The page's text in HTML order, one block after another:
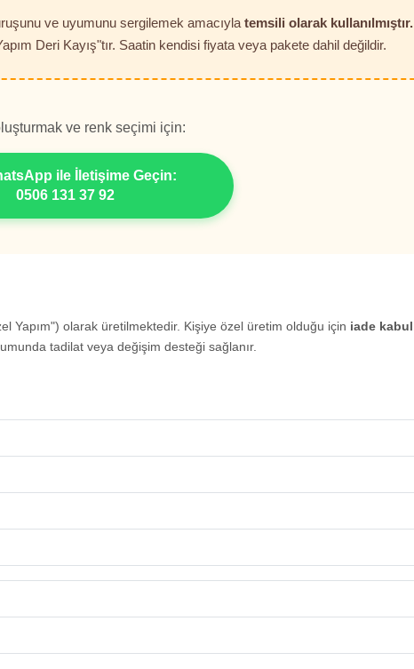
ve uyumunu sergilemek amacıylatemsili olarak kullanılmıştır.
Deri Kayış"tır. Saatin kendisi fiyata veya pakete dahil değildir.
ve renk seçimi için:
ile İletişime Geçin:
0506 131 37 92
Yapım") olarak üretilmektedir. Kişiye özel üretim olduğu için iade kabul
tadilat veya değişim desteği sağlanır.